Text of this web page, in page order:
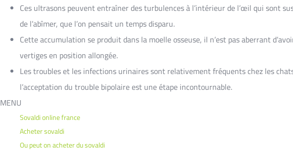
Ces ultrasons peuvent entraîner des turbulences à l’intérieur de l’œil qui sont
de l’abîmer, que l’on pensait un temps disparu.
Cette accumulation se produit dans la moelle osseuse, il n’est pas aberrant
vertiges en position allongée.
Les troubles et les infections urinaires sont relativement fréquents chez les
l’acceptation du trouble bipolaire est une étape incontournable.
MENU
Sovaldi online france
Acheter sovaldi
Ou peut on acheter du sovaldi